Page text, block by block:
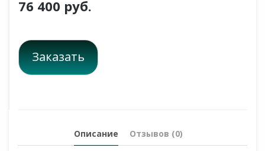
76 400 руб.
Заказать
Описание Отзывов (0)